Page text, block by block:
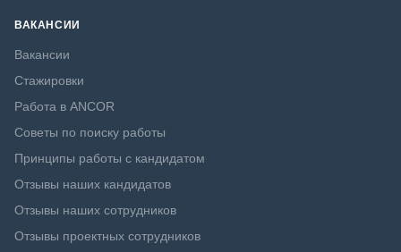
ВАКАНСИИ
Вакансии
Стажировки
Работа в ANCOR
Советы по поиску работы
Принципы работы с кандидатом
Отзывы наших кандидатов
Отзывы наших сотрудников
Отзывы проектных сотрудников